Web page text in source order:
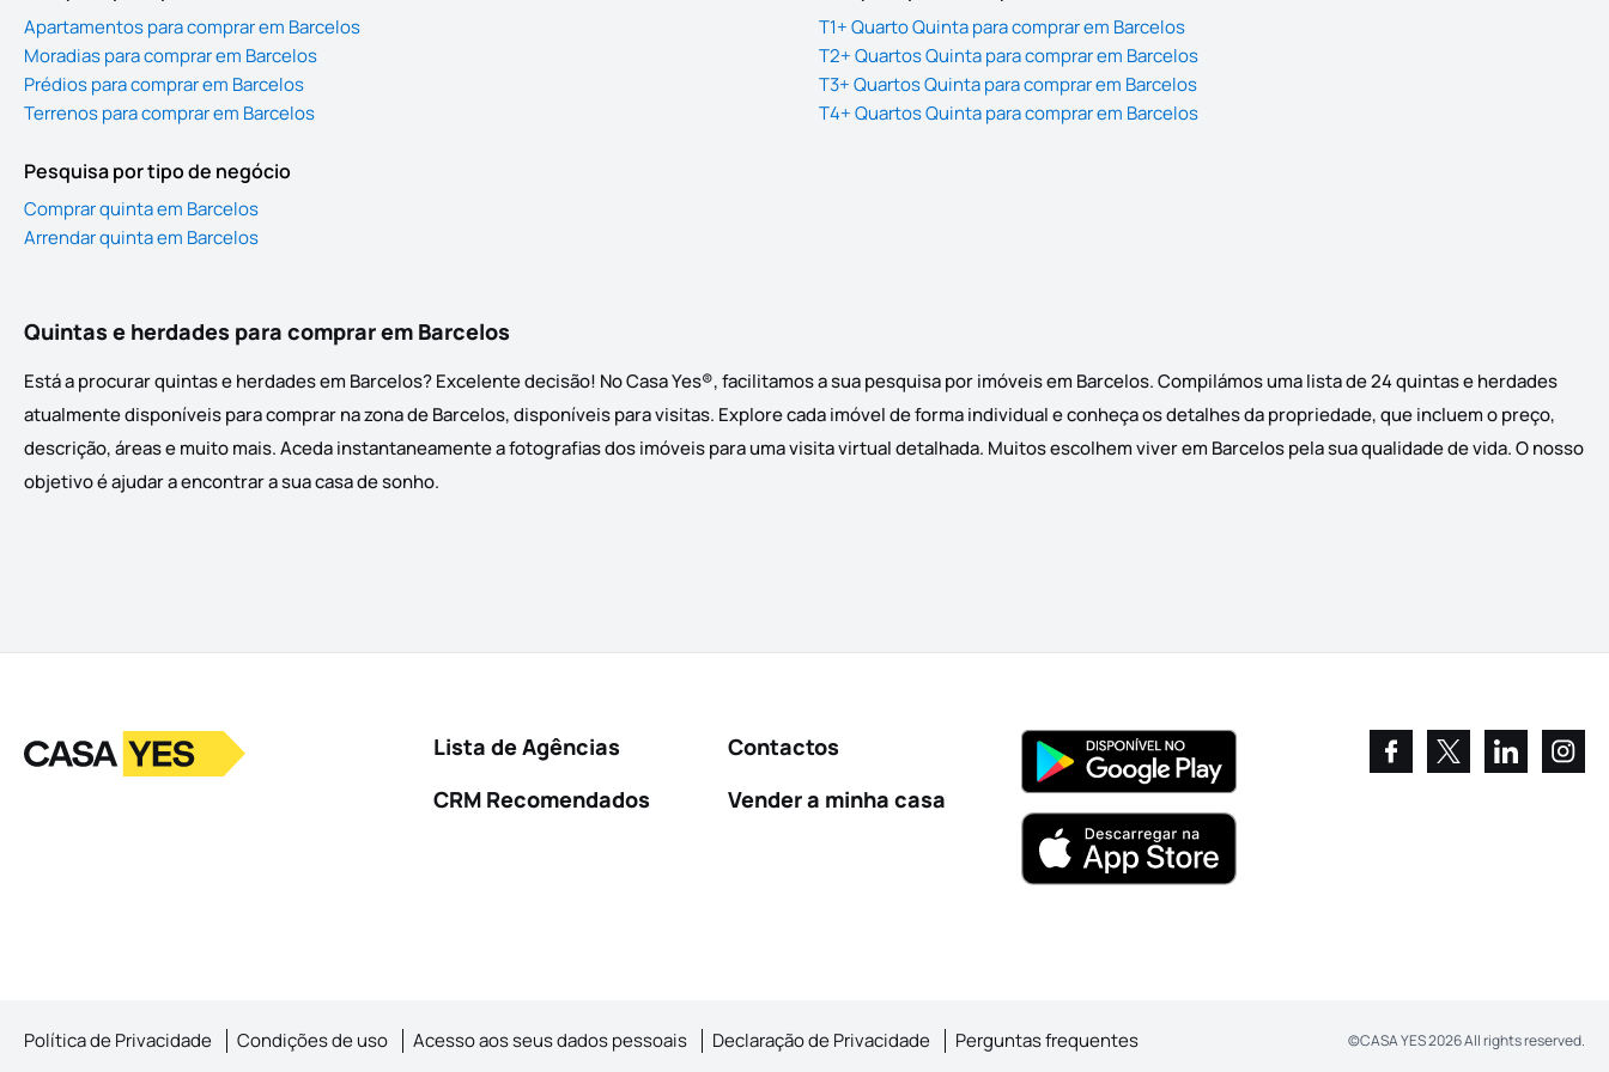
Apartamentos para comprar em Barcelos
Moradias para comprar em Barcelos
Prédios para comprar em Barcelos
Terrenos para comprar em Barcelos
T1+ Quarto Quinta para comprar em Barcelos
T2+ Quartos Quinta para comprar em Barcelos
T3+ Quartos Quinta para comprar em Barcelos
T4+ Quartos Quinta para comprar em Barcelos
Pesquisa por tipo de negócio
Comprar quinta em Barcelos
Arrendar quinta em Barcelos
Quintas e herdades para comprar em Barcelos
Está a procurar quintas e herdades em Barcelos? Excelente decisão! No Casa Yes®, facilitamos a sua pesquisa por imóveis em Barcelos. Compilámos uma lista de 24 quintas e herdades
atualmente disponíveis para comprar na zona de Barcelos, disponíveis para visitas. Explore cada imóvel de forma individual e conheça os detalhes da propriedade, que incluem o preço,
descrição, áreas e muito mais. Aceda instantaneamente a fotografias dos imóveis para uma visita virtual detalhada. Muitos escolhem viver em Barcelos pela sua qualidade de vida. O nosso
objetivo é ajudar a encontrar a sua casa de sonho.
LogoIr para a homepage
Lista de Agências
CRM Recomendados
Contactos
Vender a minha casa
Política de Privacidade Condições de uso Acesso aos seus dados pessoais Declaração de Privacidade Perguntas frequentes ©CASA YES2026All rights reserved.